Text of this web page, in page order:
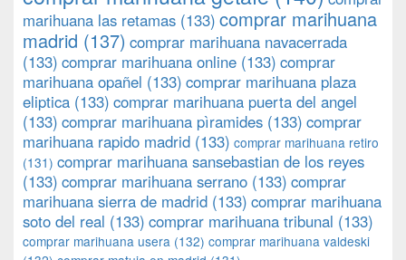
marihuana las retamas (133) comprar marihuana
madrid (137) comprar marihuana navacerrada
(133) comprar marihuana online (133) comprar
marihuana opañel (133) comprar marihuana plaza
eliptica (133) comprar marihuana puerta del angel
(133) comprar marihuana pìramides (133) comprar
marihuana rapido madrid (133) comprar marihuana retiro
(131) comprar marihuana sansebastian de los reyes
(133) comprar marihuana serrano (133) comprar
marihuana sierra de madrid (133) comprar marihuana
soto del real (133) comprar marihuana tribunal (133)
comprar marihuana usera (132) comprar marihuana valdeski